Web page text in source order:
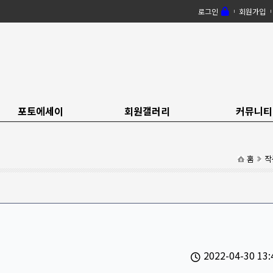
로그인 회원가입
포토에세이 회원갤러리 커뮤니티
홈
2022-04-30